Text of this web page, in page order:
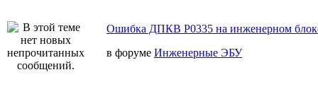
Ошибка ДПКВ Р0335 на инженерном
в форуме Инженерные ЭБУ